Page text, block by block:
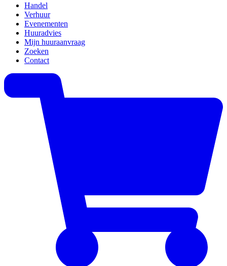
Handel
Verhuur
Evenementen
Huuradvies
Mijn huuraanvraag
Zoeken
Contact